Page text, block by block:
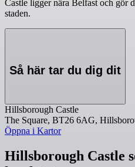
Castle ligger nära Belfast och gör
staden.
Så här tar du dig dit
Hillsborough Castle
The Square, BT26 6AG,
Öppna i Kartor
Hillsborough Castle